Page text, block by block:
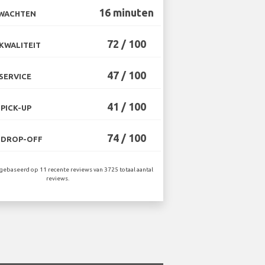
16 minuten
72 / 100
47 / 100
UP 41 / 100
OFF 74 / 100
op 11 recente reviews van 3725 totaal aantal
reviews.